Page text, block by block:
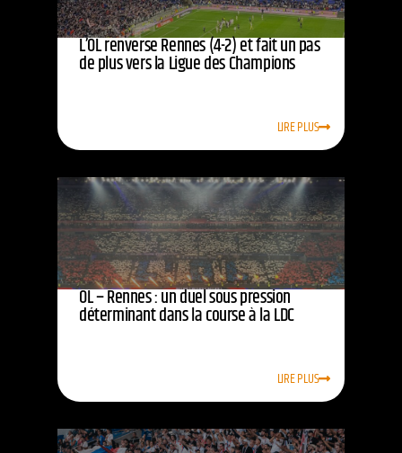
L’OL renverse Rennes (4-2) et fait un pas
de plus vers la Ligue des Champions
LIRE PLUS
OL – Rennes : un duel sous pression
déterminant dans la course à la LDC
LIRE PLUS